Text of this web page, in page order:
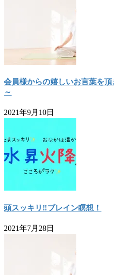
会員様からの嬉しいお言葉を
～
2021年9月10日
頭スッキリ‼ブレイン瞑想！
2021年7月28日